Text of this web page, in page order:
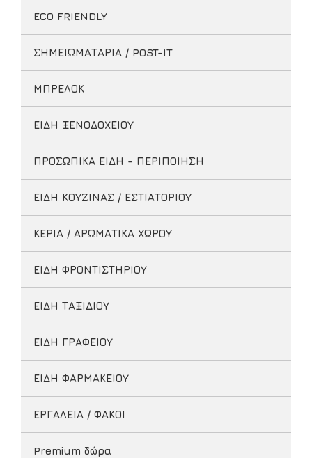
ECO FRIENDLY
ΣΗΜΕΙΩΜΑΤΑΡΙΑ / POST-IT
ΜΠΡΕΛΟΚ
ΕΙΔΗ ΞΕΝΟΔΟΧΕΙΟΥ
ΠΡΟΣΩΠΙΚΑ ΕΙΔΗ - ΠΕΡΙΠΟΙΗΣΗ
ΕΙΔΗ ΚΟΥΖΙΝΑΣ / ΕΣΤΙΑΤΟΡΙΟΥ
ΚΕΡΙΑ / ΑΡΩΜΑΤΙΚΑ ΧΩΡΟΥ
ΕΙΔΗ ΦΡΟΝΤΙΣΤΗΡΙΟΥ
ΕΙΔΗ ΤΑΞΙΔΙΟΥ
ΕΙΔΗ ΓΡΑΦΕΙΟΥ
ΕΙΔΗ ΦΑΡΜΑΚΕΙΟΥ
ΕΡΓΑΛΕΙΑ / ΦΑΚΟΙ
Premium δώρα